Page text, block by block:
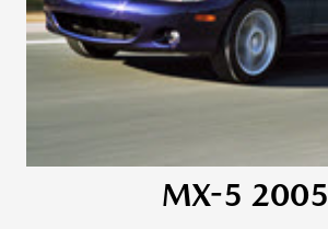
MX-5 2005